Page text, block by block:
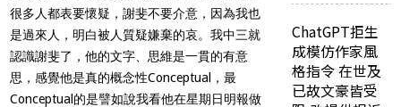
很多人都表要懷疑，謝斐不要介意，因為我也
是過來人，明白被人質疑嫌棄的哀。我中三就
認識謝斐了，他的文字、思維是一貫的有意
思，感覺他是真的概念性Conceptual，最
Conceptual的是譬如說我看他在星期日明報做
ChatGPT拒生
成模仿作家風
格指令 在世及
已故文豪皆受